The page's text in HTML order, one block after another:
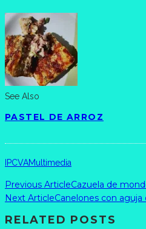
See Also
PASTEL DE ARROZ
IPCVAMultimedia
Previous ArticleCazuela de
Next ArticleCanelones con
RELATED POSTS